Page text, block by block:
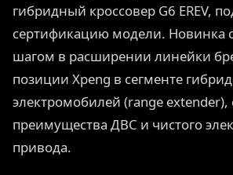
гибридный кроссовер G6 EREV,
сертификацию модели. Новинка
шагом в расширении линейки
позиции Xpeng в сегменте
электромобилей (range
преимущества ДВС и чистого
привода.